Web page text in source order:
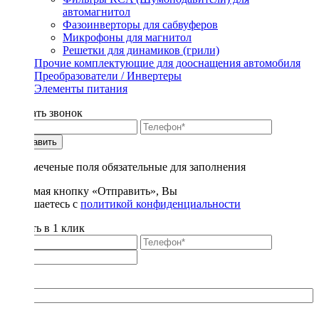
автомагнитол
Фазоинверторы для сабвуферов
Микрофоны для магнитол
Решетки для динамиков (грили)
Прочие комплектующие для дооснащения автомобиля
Преобразователи / Инвертеры
Элементы питания
Заказать звонок
Отправить
* - отмеченые поля обязательные для заполнения
Нажимая кнопку «Отправить», Вы
соглашаетесь с политикой конфиденциальности
Купить в 1 клик